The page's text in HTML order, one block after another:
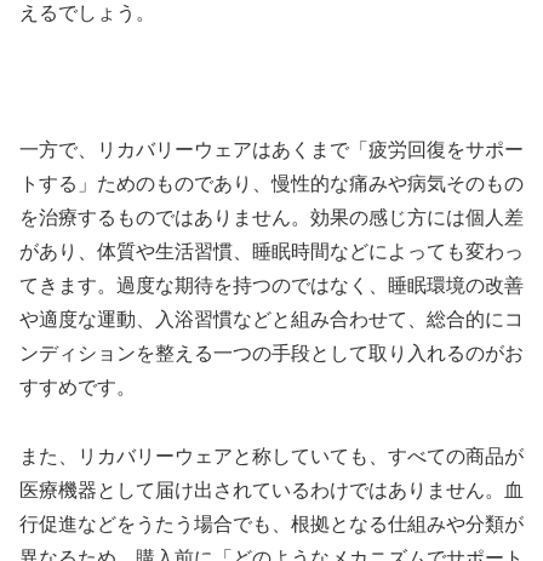
えるでしょう。
一方で、リカバリーウェアはあくまで「疲労回復をサポー
トする」ためのものであり、慢性的な痛みや病気そのもの
を治療するものではありません。効果の感じ方には個人差
があり、体質や生活習慣、睡眠時間などによっても変わっ
てきます。過度な期待を持つのではなく、睡眠環境の改善
や適度な運動、入浴習慣などと組み合わせて、総合的にコ
ンディションを整える一つの手段として取り入れるのがお
すすめです。
また、リカバリーウェアと称していても、すべての商品が
医療機器として届け出されているわけではありません。血
行促進などをうたう場合でも、根拠となる仕組みや分類が